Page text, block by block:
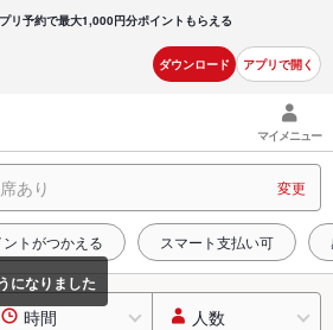
リ予約で最大1,000円分ポイントもらえる
ダウンロード アプリで開く
マイメニュー
あり 変更
ントがつかえる スマート支払い可
時間 人数